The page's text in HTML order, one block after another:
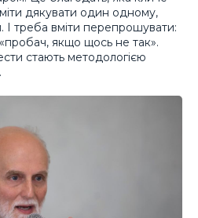
дякувати один одному,
І треба вміти перепрошувати:
якщо щось не так».
стають методологією